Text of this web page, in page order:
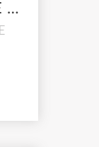
Gradas mobiles RVE Digipack HDI 12x3 alim 63A